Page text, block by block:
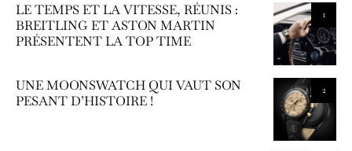
1
LE TEMPS ET LA VITESSE, RÉUNIS :
BREITLING ET ASTON MARTIN
PRÉSENTENT LA TOP TIME
2
UNE MOONSWATCH QUI VAUT SON
PESANT D’HISTOIRE !